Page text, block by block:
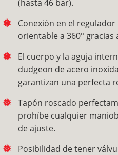
(hasta 46 bar).
Conexión en el
orientable a 360°
El cuerpo y la aguja
dudgeon de acero
garantizan una perfecta
Tapón roscado
prohíbe cualquier
de ajuste.
Posibilidad de tener